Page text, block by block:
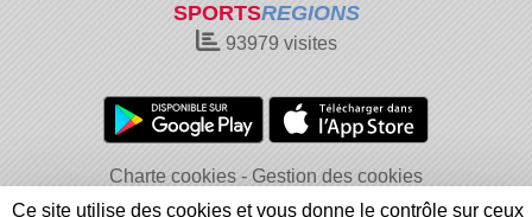
SPORTSREGIONS
93979 visites
Charte cookies
Gestion des cookies
Informations légales
Signaler un contenu inapproprié
Ce site utilise des cookies et vous donne le contrôle sur ceux